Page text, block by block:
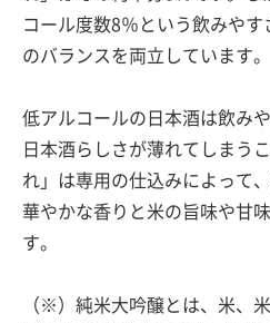
コール度数8％という飲みや
のバランスを両立しています。
低アルコールの日本酒は飲み
日本酒らしさが薄れてしまう
れ」は専用の仕込みによって
華やかな香りと米の旨味や甘
す。
（※）純米大吟醸とは、米、